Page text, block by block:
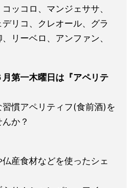
ッコロ、マンジェササ、
リコ、クレオール、グラ
リーベロ、アンファン、
月第一木曜日は『アペリテ
慣アペリティフ(食前酒)を
か？
産食材などを使ったシェ